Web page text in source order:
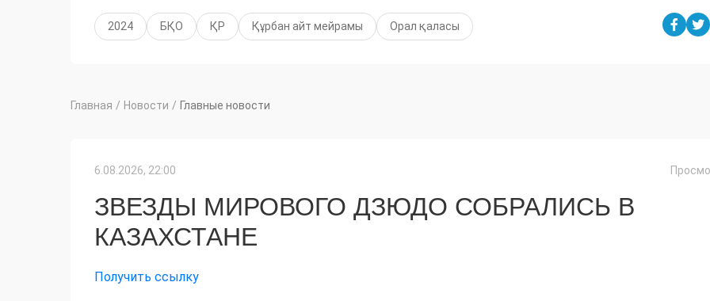
2024 БҚО ҚР Құрбан айт мейрамы Орал қаласы
Главная / Новости / Главные новости
6.08.2026, 22:00
ЗВЕЗДЫ МИРОВОГО ДЗЮДО СОБРАЛИСЬ В
КАЗАХСТАНЕ
Получить ссылку